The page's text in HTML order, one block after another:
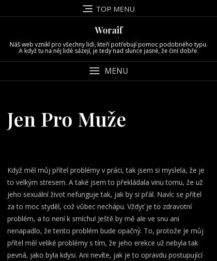
to
TOP MENU
Woraif
Náš web vznikl pro všechny lidi, kteří potřebují pomoc podobného typu.
A když tu na něj lidé sázejí, je tedy nad slunce jasné, že činí dobře.
MENU
Jen Pro Muže
Když měl můj přítel problémy v práci, tak jsem si myslela, že je
to velkým stresem. A také jsem to překládala vinu tomu, že už
jeho sexuální život nefunguje tak, jak by si přál. Navíc se přítel
za to moc styděl, což vůbec nechápu. Vždyť je to zdravotní
problém, a to není k smíchu! Ještě by mě ale ve snu ani
nenapadlo, že tento problém bude opačný. To, protože je můj
přítel měl veliké problémy s tím, že jeho erekce už nebyla tak
pevná, jako byla kdysi. Ani nevíte, jak je to opravdu postupující